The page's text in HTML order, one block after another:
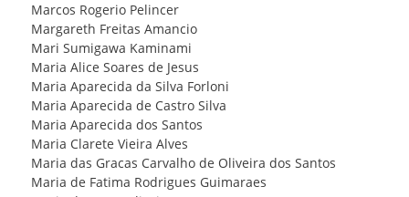
Marcos Rogerio Pelincer
Margareth Freitas Amancio
Mari Sumigawa Kaminami
Maria Alice Soares de Jesus
Maria Aparecida da Silva Forloni
Maria Aparecida de Castro Silva
Maria Aparecida dos Santos
Maria Clarete Vieira Alves
Maria das Gracas Carvalho de Oliveira dos Santos
Maria de Fatima Rodrigues Guimaraes